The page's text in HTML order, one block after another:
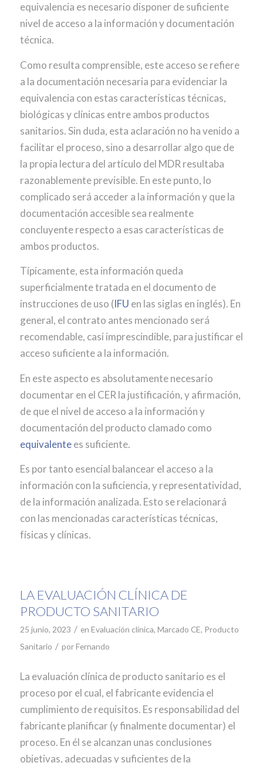
equivalencia es necesario disponer de suficiente
nivel de acceso a la información y documentación
técnica.
Como resulta comprensible, este acceso se refiere
a la documentación necesaria para evidenciar la
equivalencia con estas características técnicas,
biológicas y clínicas entre ambos productos
sanitarios. Sin duda, esta aclaración no ha venido a
facilitar el proceso, sino a desarrollar algo que de
la propia lectura del artículo del MDR resultaba
razonablemente previsible. En este punto, lo
complicado será acceder a la información y que la
documentación accesible sea realmente
concluyente respecto a esas características de
ambos productos.
Típicamente, esta información queda
superficialmente tratada en el documento de
instrucciones de uso (IFU en las siglas en inglés). En
general, el contrato antes mencionado será
recomendable, casi imprescindible, para justificar el
acceso suficiente a la información.
En este aspecto es absolutamente necesario
documentar en el CER la justificación, y afirmación,
de que el nivel de acceso a la información y
documentación del producto clamado como
equivalentees suficiente.
Es por tanto esencial balancear el acceso a la
información con la suficiencia, y representatividad,
de la información analizada. Esto se relacionará
con las mencionadas características técnicas,
físicas y clínicas.
LA EVALUACIÓN CLÍNICA DE
PRODUCTO SANITARIO
25 junio, 2023 / en Evaluación clínica, Marcado CE, Producto
Sanitario / porFernando
La evaluación clínica de producto sanitario es el
proceso por el cual, el fabricante evidencia el
cumplimiento de requisitos. Es responsabilidad del
fabricante planificar (y finalmente documentar) el
proceso. En él se alcanzan unas conclusiones
objetivas, adecuadas y suficientes de la